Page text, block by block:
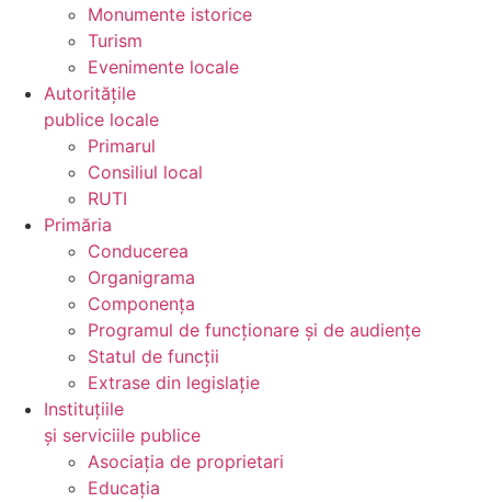
Monumente istorice
Turism
Evenimente locale
Autoritățile
publice locale
Primarul
Consiliul local
RUTI
Primăria
Conducerea
Organigrama
Componența
Programul de funcționare și de audiențe
Statul de funcții
Extrase din legislație
Instituțiile
și serviciile publice
Asociația de proprietari
Educația